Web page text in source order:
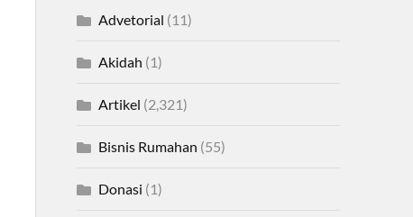
Advetorial (11)
Akidah (1)
Artikel (2,321)
Bisnis Rumahan (55)
Donasi (1)